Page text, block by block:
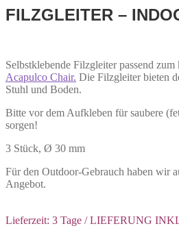
FILZGLEITER –
Selbstklebende Filzgleiter passend zum
Acapulco Chair. Die Filzgleiter bieten
Stuhl und Boden.
Bitte vor dem Aufkleben für saubere
sorgen!
3 Stück, Ø 30 mm
Für den Outdoor-Gebrauch haben wir
Angebot.
Lieferzeit: 3 Tage / LIEFERUNG